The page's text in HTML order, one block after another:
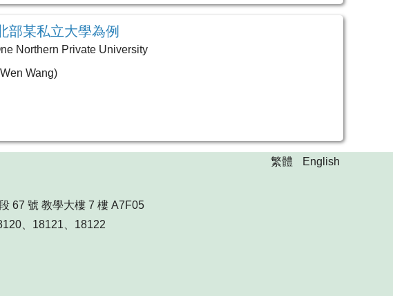
部某私立大學為例
Northern Private University
Wang)
繁體 English
67 號 教學大樓 7 樓 A7F05
、18121、18122